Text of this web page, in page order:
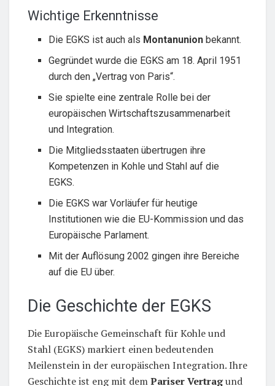
Wichtige Erkenntnisse
Die EGKS ist auch als Montanunion bekannt.
Gegründet wurde die EGKS am 18. April 1951
durch den „Vertrag von Paris“.
Sie spielte eine zentrale Rolle bei der
europäischen Wirtschaftszusammenarbeit
und Integration.
Die Mitgliedsstaaten übertrugen ihre
Kompetenzen in Kohle und Stahl auf die
EGKS.
Die EGKS war Vorläufer für heutige
Institutionen wie die EU-Kommission und das
Europäische Parlament.
Mit der Auflösung 2002 gingen ihre Bereiche
auf die EU über.
Die Geschichte der EGKS
Die Europäische Gemeinschaft für Kohle und
Stahl (EGKS) markiert einen bedeutenden
Meilenstein in der europäischen Integration. Ihre
Geschichte ist eng mit demPariser Vertragund